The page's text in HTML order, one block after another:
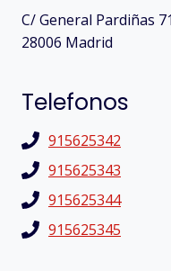
C/ General Pardiñas
28006 Madrid
Telefonos
915625342
915625343
915625344
915625345